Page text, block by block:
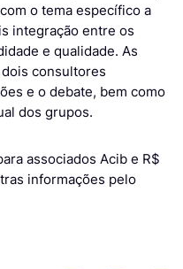
o tema específico a
integração entre os
e qualidade. As
consultores
e o debate, bem como
dos grupos.
associados Acib e R$
informações pelo